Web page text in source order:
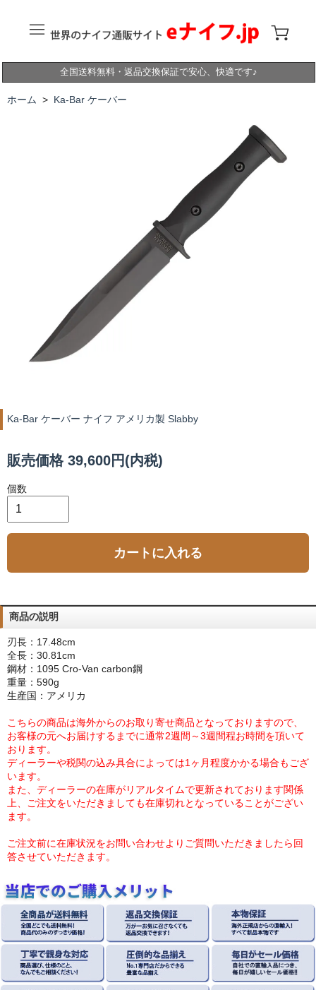
全国送料無料・返品交換保証で安心、快適です♪
ホーム > Ka-Bar ケーバー
Ka-Bar ケーバー ナイフ アメリカ製 Slabby
販売価格 39,600円(内税)
個数
カートに入れる
商品の説明
刃長：17.48cm
全長：30.81cm
鋼材：1095 Cro-Van carbon鋼
重量：590g
生産国：アメリカ
こちらの商品は海外からのお取り寄せ商品となっておりますので、
お客様の元へお届けするまでに通常2週間～3週間程お時間を頂いて
おります。
ディーラーや税関の込み具合によっては1ヶ月程度かかる場合もござ
います。
また、ディーラーの在庫がリアルタイムで更新されております関係
上、ご注文をいただきましても在庫切れとなっていることがござい
ます。
ご注文前に在庫状況をお問い合わせよりご質問いただきましたら回
答させていただきます。